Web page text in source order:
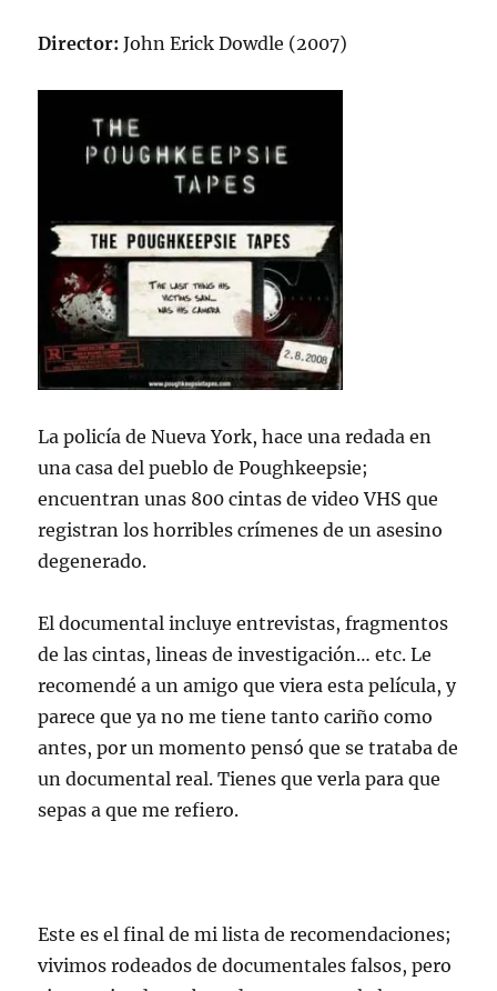
Director: John Erick Dowdle (2007)
La policía de Nueva York, hace una redada en
una casa del pueblo de Poughkeepsie;
encuentran unas 800 cintas de video VHS que
registran los horribles crímenes de un asesino
degenerado.
El documental incluye entrevistas, fragmentos
de las cintas, lineas de investigación… etc. Le
recomendé a un amigo que viera esta película, y
parece que ya no me tiene tanto cariño como
antes, por un momento pensó que se trataba de
un documental real. Tienes que verla para que
sepas a que me refiero.
Este es el final de mi lista de recomendaciones;
vivimos rodeados de documentales falsos, pero